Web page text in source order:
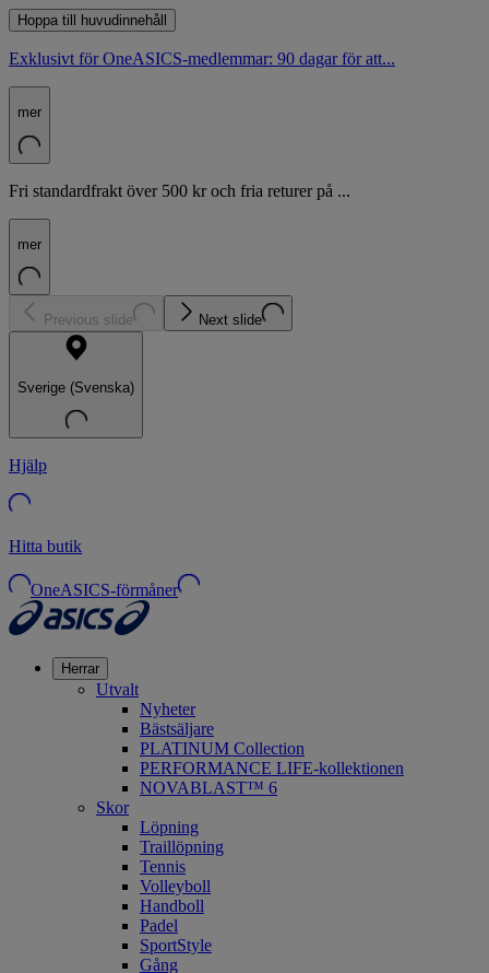
Hoppa till huvudinnehåll
Exklusivt för OneASICS-medlemmar: 90 dagar för att...
mer
Fri standardfrakt över 500 kr och fria returer på ...
mer
Previous slide Next slide
Sverige (Svenska)
Hjälp
Hitta butik
OneASICS-förmåner
Herrar
Utvalt
Nyheter
Bästsäljare
PLATINUM Collection
PERFORMANCE LIFE-kollektionen
NOVABLAST™ 6
Skor
Löpning
Traillöpning
Tennis
Volleyboll
Handboll
Padel
SportStyle
Gång